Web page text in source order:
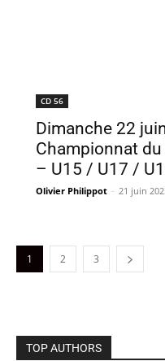
CD 56
Dimanche 22
Championnat du
– U15 / U17 /
Olivier Philippot - 21 juin
1 2 3
TOP AUTHORS